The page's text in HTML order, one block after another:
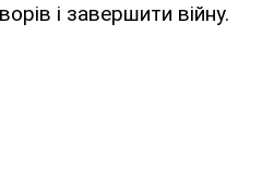
і завершити війну.